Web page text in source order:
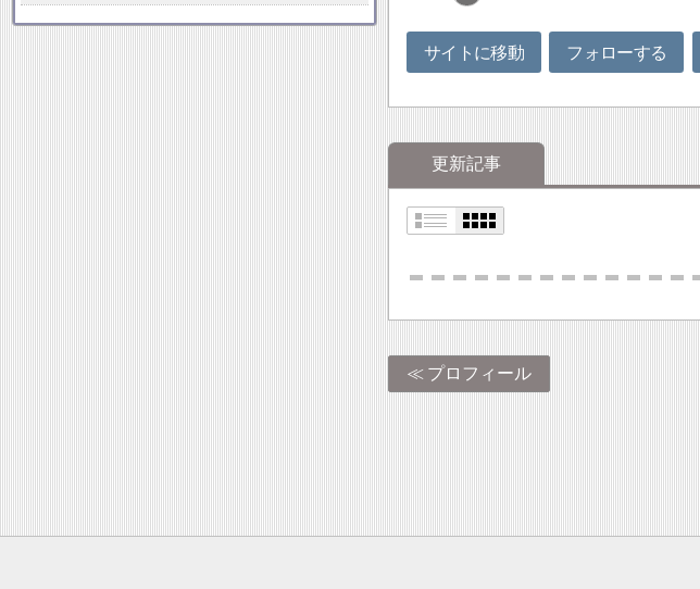
サイトに移動 フォローする
更新記事
プロフィール